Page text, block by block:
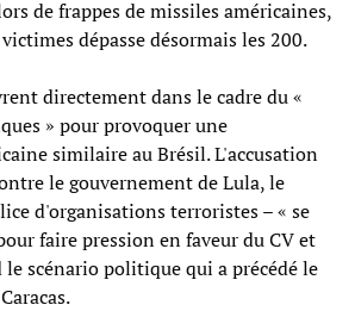
de frappes de missiles américaines,
dépasse désormais les 200.
directement dans le cadre du «
» pour provoquer une
similaire au Brésil. L'accusation
le gouvernement de Lula, le
d'organisations terroristes – « se
faire pression en faveur du CV et
le scénario politique qui a précédé le